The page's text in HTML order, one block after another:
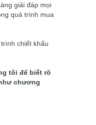
giải đáp mọi
quá trình mua
chiết khấu
tôi để biết rõ
chương